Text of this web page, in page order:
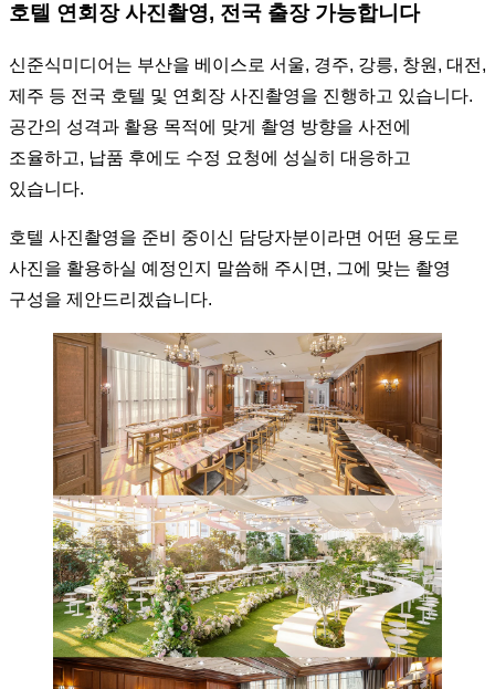
호텔 연회장 사진촬영, 전국 출장 가능합니다
신준식미디어는 부산을 베이스로 서울, 경주, 강릉, 창원, 대전,
제주 등 전국 호텔 및 연회장 사진촬영을 진행하고 있습니다.
공간의 성격과 활용 목적에 맞게 촬영 방향을 사전에
조율하고, 납품 후에도 수정 요청에 성실히 대응하고
있습니다.
호텔 사진촬영을 준비 중이신 담당자분이라면 어떤 용도로
사진을 활용하실 예정인지 말씀해 주시면, 그에 맞는 촬영
구성을 제안드리겠습니다.